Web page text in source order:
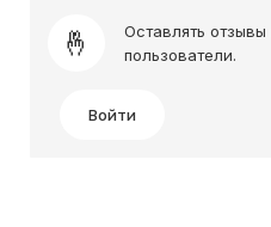
Оставлять
пользователи.
Войти